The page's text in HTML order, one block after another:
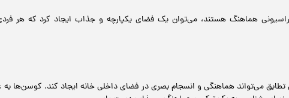
هماهنگ هستند، می‌توان یک فضای یکپارچه و جذاب ایجاد کرد که هر
می‌تواند هماهنگی و انسجام بصری در فضای داخلی خانه ایجاد کند. کوسن‌ها